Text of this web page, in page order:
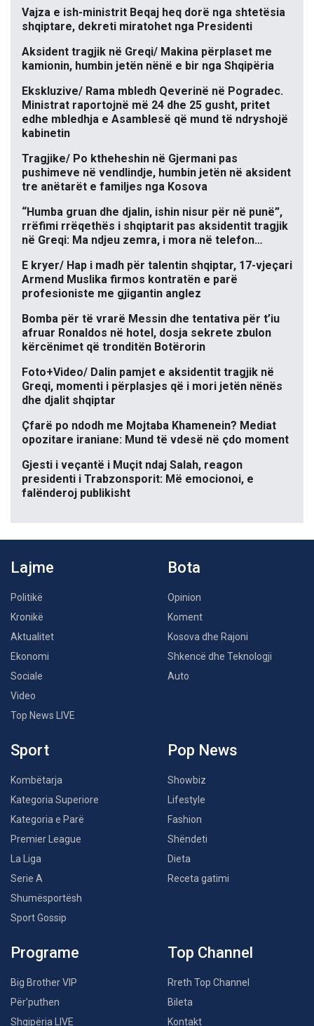
Vajza e ish-ministrit Beqaj heq dorë nga shtetësia
shqiptare, dekreti miratohet nga Presidenti
Aksident tragjik në Greqi/ Makina përplaset me
kamionin, humbin jetën nënë e bir nga Shqipëria
Ekskluzive/ Rama mbledh Qeverinë në Pogradec.
Ministrat raportojnë më 24 dhe 25 gusht, pritet
edhe mbledhja e Asamblesë që mund të ndryshojë
kabinetin
Tragjike/ Po ktheheshin në Gjermani pas
pushimeve në vendlindje, humbin jetën në aksident
tre anëtarët e familjes nga Kosova
“Humba gruan dhe djalin, ishin nisur për në punë”,
rrëfimi rrëqethës i shqiptarit pas aksidentit tragjik
në Greqi: Ma ndjeu zemra, i mora në telefon…
E kryer/ Hap i madh për talentin shqiptar, 17-vjeçari
Armend Muslika firmos kontratën e parë
profesioniste me gjigantin anglez
Bomba për të vrarë Messin dhe tentativa për t’iu
afruar Ronaldos në hotel, dosja sekrete zbulon
kërcënimet që tronditën Botërorin
Foto+Video/ Dalin pamjet e aksidentit tragjik në
Greqi, momenti i përplasjes që i mori jetën nënës
dhe djalit shqiptar
Çfarë po ndodh me Mojtaba Khamenein? Mediat
opozitare iraniane: Mund të vdesë në çdo moment
Gjesti i veçantë i Muçit ndaj Salah, reagon
presidenti i Trabzonsporit: Më emocionoi, e
falënderoj publikisht
Lajme
Politikë
Kronikë
Aktualitet
Ekonomi
Sociale
Video
Top News LIVE
Bota
Opinion
Koment
Kosova dhe Rajoni
Shkencë dhe Teknologji
Auto
Sport
Kombëtarja
Kategoria Superiore
Kategoria e Parë
Premier League
La Liga
Serie A
Shumësportësh
Sport Gossip
Pop News
Showbiz
Lifestyle
Fashion
Shëndeti
Dieta
Receta gatimi
Programe
Big Brother VIP
Për’puthen
Shqipëria LIVE
Top Channel
Rreth Top Channel
Bileta
Kontakt